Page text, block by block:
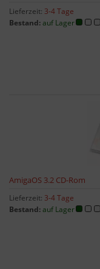
Lieferzeit: 3-4 Tage
Bestand:auf Lager
AmigaOS 3.2 CD-Rom
Lieferzeit: 3-4 Tage
Bestand:auf Lager